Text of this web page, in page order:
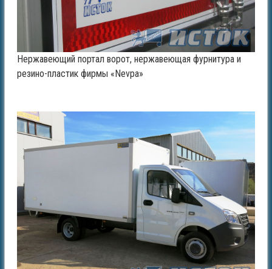
Нержавеющий портал ворот, нержавеющая фурнитура и
резино-пластик фирмы «Nevpa»